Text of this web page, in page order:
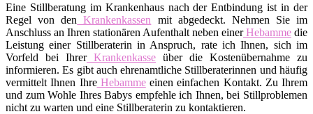
Eine Stillberatung im Krankenhaus nach der Entbindung ist in der
Regel von den Krankenkassen mit abgedeckt. Nehmen Sie im
Anschluss an Ihren stationären Aufenthalt neben einerHebamme die
Leistung einer Stillberaterin in Anspruch, rate ich Ihnen, sich im
Vorfeld bei IhrerKrankenkasse über die Kostenübernahme zu
informieren. Es gibt auch ehrenamtliche Stillberaterinnen und häufig
vermittelt Ihnen IhreHebammeeinen einfachen Kontakt. Zu Ihrem
und zum Wohle Ihres Babys empfehle ich Ihnen, bei Stillproblemen
nicht zu warten und eine Stillberaterin zu kontaktieren.